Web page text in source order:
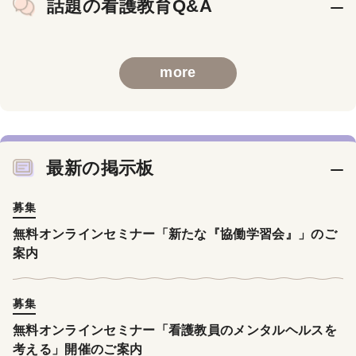
話題の看護教育Q&A
more
最新の掲示板
募集
無料オンラインセミナー「新たな『協働学習会』」のご
案内
募集
無料オンラインセミナー「看護教員のメンタルヘルスを
考える」開催のご案内